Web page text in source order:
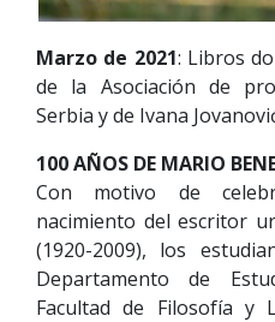
Marzo de 2021: Libros
de la Asociación de
Serbia y de Ivana
100 AÑOS DE MARIO
Con motivo de
nacimiento del escritor
(1920-2009), los
Departamento de
Facultad de Filosofía y